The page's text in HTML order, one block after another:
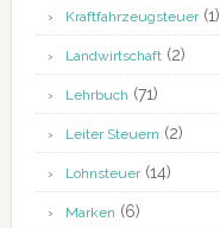
Kraftfahrzeugsteuer(1)
Landwirtschaft(2)
Lehrbuch (71)
Leiter Steuern (2)
Lohnsteuer(14)
Marken (6)